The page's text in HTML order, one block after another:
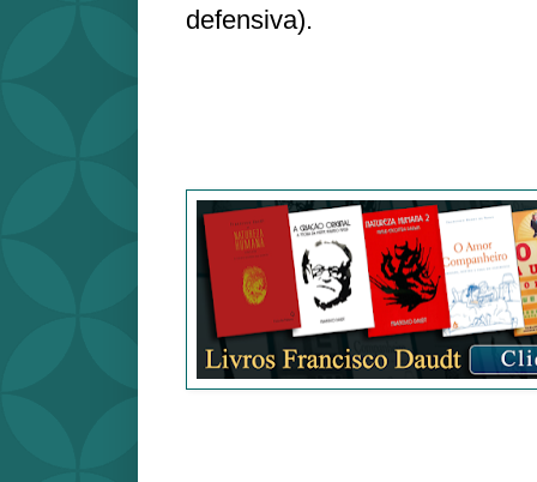
defensiva).